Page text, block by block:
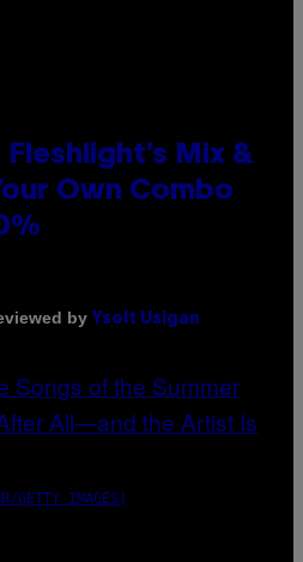
Mix &
Own Combo
by Ysolt Usigan
GETTY IMAGES)